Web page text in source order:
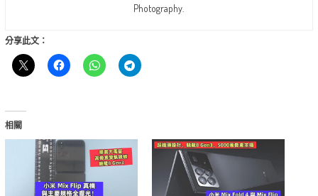
Photography.
分享此文：
相關